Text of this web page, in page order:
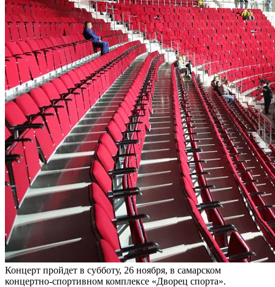
Концерт пройдет в субботу, 26 ноября, в самарском
концертно-спортивном комплексе «Дворец спорта».